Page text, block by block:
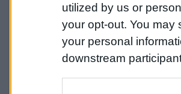
utilized by us or
your opt-out. You may
your personal
downstream
us to third parties on